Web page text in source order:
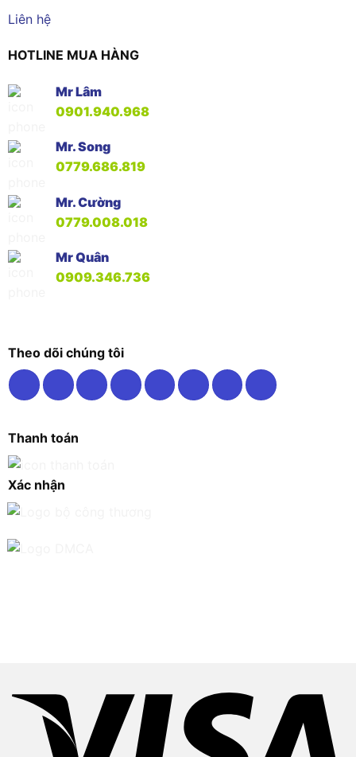
Liên hệ
HOTLINE MUA HÀNG
Mr Lâm
0901.940.968
Mr. Song
0779.686.819
Mr. Cường
0779.008.018
Mr Quân
0909.346.736
Theo dõi chúng tôi
Thanh toán
Xác nhận